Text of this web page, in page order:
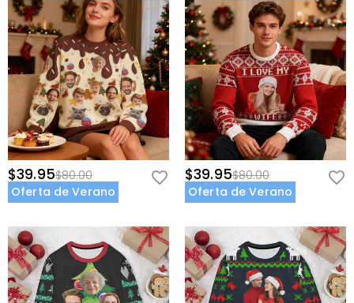
$39.95$80.00
Oferta de Verano
$39.95$80.00
Oferta de Verano